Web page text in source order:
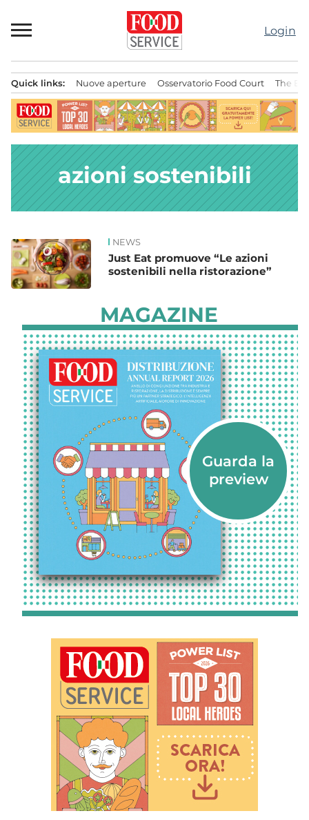
al
contenuto
Login
principale
Quick links: Nuove aperture Osservatorio Food Court The
azioni sostenibili
News NEWS
Just Eat promuove “Le azioni
sostenibili nella ristorazione”
MAGAZINE